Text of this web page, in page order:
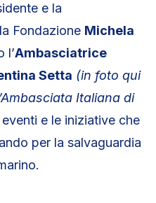
e la
Fondazione Michela
l’Ambasciatrice
Setta (in foto qui
Italiana di
e le iniziative che
per la salvaguardia